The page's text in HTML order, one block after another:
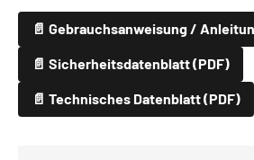
📄 Gebrauchsanweisung /
📄 Sicherheitsdatenblatt (PDF)
📄 Technisches Datenblatt (PDF)